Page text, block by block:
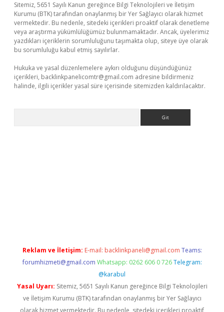
Sitemiz, 5651 Sayılı Kanun gereğince Bilgi Teknolojileri ve İletişim
Kurumu (BTK) tarafından onaylanmış bir Yer Sağlayıcı olarak hizmet
vermektedir. Bu nedenle, sitedeki içerikleri proaktif olarak denetleme
veya araştırma yükümlülüğümüz bulunmamaktadır. Ancak, üyelerimiz
yazdıkları içeriklerin sorumluluğunu taşımakta olup, siteye üye olarak
bu sorumluluğu kabul etmiş sayılırlar.
Hukuka ve yasal düzenlemelere aykırı olduğunu düşündüğünüz
içerikleri, backlinkpanelicomtr@gmail.com adresine bildirmeniz
halinde, ilgili içerikler yasal süre içerisinde sitemizden kaldırılacaktır.
Reklam ve İletişim: E-mail: backlinkpaneli@gmail.com Teams:
forumhizmeti@gmail.com Whatsapp: 0262 606 0 726 Telegram:
@karabul
Yasal Uyarı: Sitemiz, 5651 Sayılı Kanun gereğince Bilgi Teknolojileri
ve İletişim Kurumu (BTK) tarafından onaylanmış bir Yer Sağlayıcı
olarak hizmet vermektedir. Bu nedenle, sitedeki içerikleri proaktif